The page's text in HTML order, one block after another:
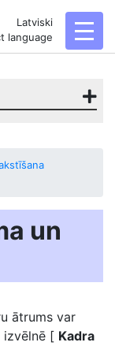
Latviski
language
un
ātrums var
izvēlnē [ Kadra